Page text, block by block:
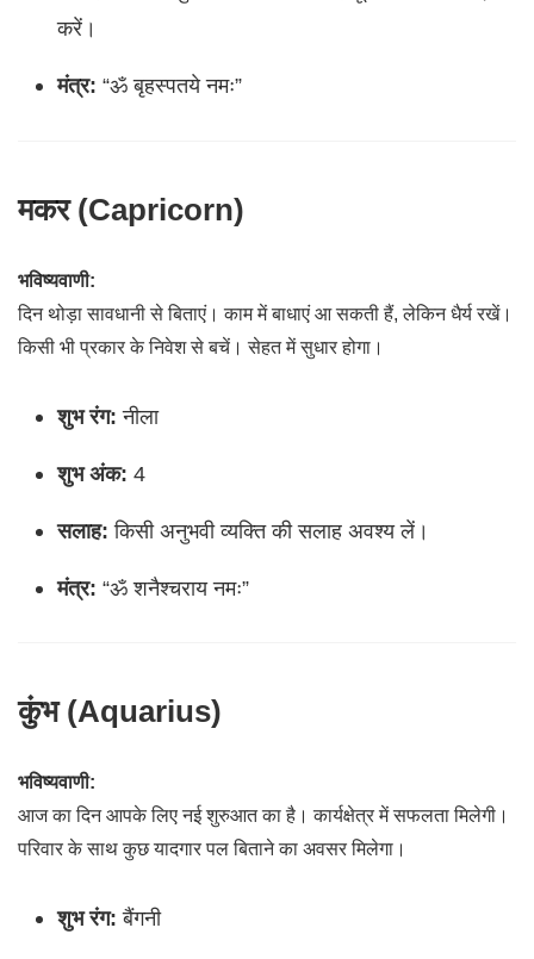
करें।
मंत्र: “ॐ बृहस्पतये नमः”
मकर (Capricorn)
भविष्यवाणी:
दिन थोड़ा सावधानी से बिताएं। काम में बाधाएं आ सकती हैं, लेकिन धैर्य रखें।
किसी भी प्रकार के निवेश से बचें। सेहत में सुधार होगा।
शुभ रंग: नीला
शुभ अंक: 4
सलाह: किसी अनुभवी व्यक्ति की सलाह अवश्य लें।
मंत्र: “ॐ शनैश्चराय नमः”
कुंभ (Aquarius)
भविष्यवाणी:
आज का दिन आपके लिए नई शुरुआत का है। कार्यक्षेत्र में सफलता मिलेगी।
परिवार के साथ कुछ यादगार पल बिताने का अवसर मिलेगा।
शुभ रंग: बैंगनी